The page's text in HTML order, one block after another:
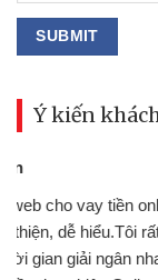
Ý kiến